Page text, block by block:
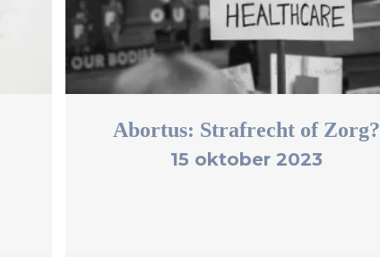
Abortus: Strafrecht of Zorg?
15 oktober 2023